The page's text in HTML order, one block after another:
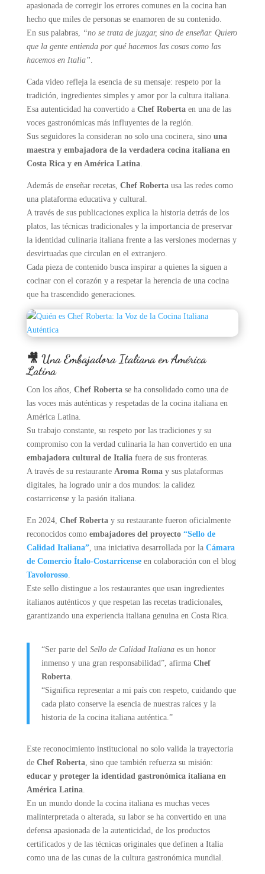
apasionada de corregir los errores comunes en la cocina han
hecho que miles de personas se enamoren de su contenido.
En sus palabras,
“no se trata de juzgar, sino de enseñar. Quiero
que la gente entienda por qué hacemos las cosas como las
hacemos en Italia”
Cada video refleja la esencia de su mensaje: respeto por la
tradición, ingredientes simples y amor por la cultura italiana.
Esa autenticidad ha convertido a Chef Roberta en una de las
voces gastronómicas más influyentes de la región.
Sus seguidores la consideran no solo una cocinera, sino una
maestra y embajadora de la verdadera cocina italiana en
Costa Rica y en América Latina
Además de enseñar recetas, Chef Roberta usa las redes como
una plataforma educativa y cultural.
A través de sus publicaciones explica la historia detrás de los
platos, las técnicas tradicionales y la importancia de preservar
la identidad culinaria italiana frente a las versiones modernas y
desvirtuadas que circulan en el extranjero.
Cada pieza de contenido busca inspirar a quienes la siguen a
cocinar con el corazón y a respetar la herencia de una cocina
que ha trascendido generaciones.
🎥 Una Embajadora Italiana en América
Latina
Con los años, Chef Roberta se ha consolidado como una de
las voces más auténticas y respetadas de la cocina italiana en
América Latina.
Su trabajo constante, su respeto por las tradiciones y su
compromiso con la verdad culinaria la han convertido en una
embajadora cultural de Italia fuera de sus fronteras.
A través de su restaurante Aroma Roma y sus plataformas
digitales, ha logrado unir a dos mundos: la calidez
costarricense y la pasión italiana.
En 2024, Chef Roberta y su restaurante fueron oficialmente
reconocidos como embajadores del proyecto “Sello de
Calidad Italiana”, una iniciativa desarrollada por la Cámara
de Comercio Ítalo-Costarricenseen colaboración con el blog
Tavolorosso.
Este sello distingue a los restaurantes que usan ingredientes
italianos auténticos y que respetan las recetas tradicionales,
garantizando una experiencia italiana genuina en Costa Rica.
“Ser parte del Sello de Calidad Italianaes un honor
inmenso y una gran responsabilidad”, afirma Chef
Roberta
“Significa representar a mi país con respeto, cuidando que
cada plato conserve la esencia de nuestras raíces y la
historia de la cocina italiana auténtica.”
Este reconocimiento institucional no solo valida la trayectoria
de Chef Roberta , sino que también refuerza su misión:
educar y proteger la identidad gastronómica italiana en
América Latina
En un mundo donde la cocina italiana es muchas veces
malinterpretada o alterada, su labor se ha convertido en una
defensa apasionada de la autenticidad, de los productos
certificados y de las técnicas originales que definen a Italia
como una de las cunas de la cultura gastronómica mundial.